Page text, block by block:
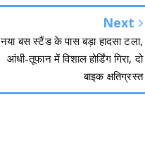
Next
नया बस स्टैंड के पास बड़ा हादसा टला,
आंधी-तूफान में विशाल होर्डिंग गिरा, दो
बाइक क्षतिग्रस्त